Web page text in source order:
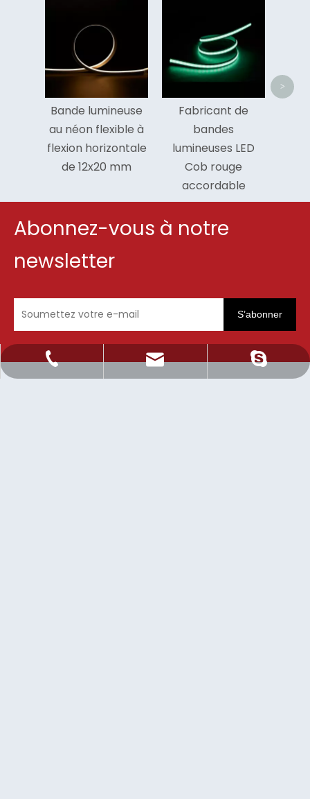
Bande lumineuse
au néon flexible à
flexion horizontale
de 12x20 mm
Fabricant de
bandes
lumineuses LED
Cob rouge
accordable
>
Abonnez-vous à notre
newsletter
S’abonner
+86 21 63166512
Sale@orientlighting.com
orientlighting